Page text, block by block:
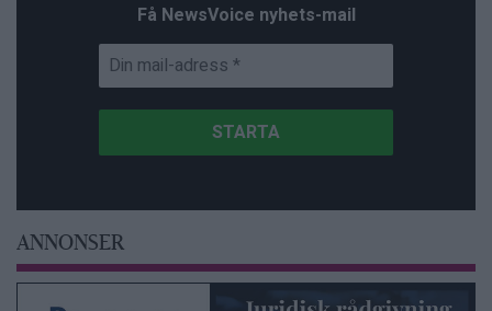
Få NewsVoice nyhets-mail
ANNONSER